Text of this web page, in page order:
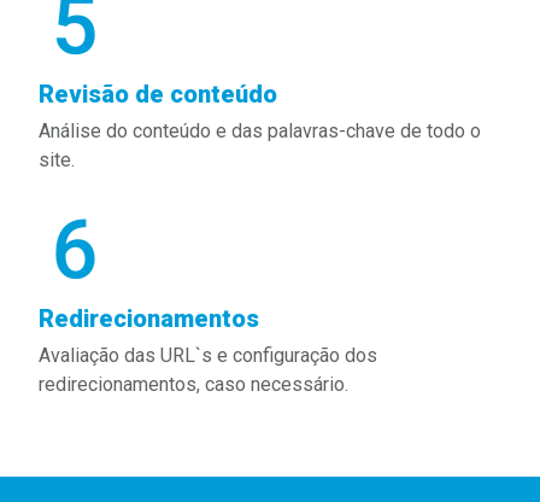
Revisão de conteúdo
Análise do conteúdo e das palavras-chave de todo o
site.
Redirecionamentos
Avaliação das URL`s e configuração dos
redirecionamentos, caso necessário.